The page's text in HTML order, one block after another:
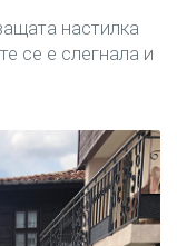
настилка
се е слегнала и